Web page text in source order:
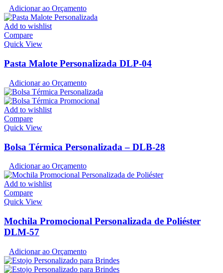
Adicionar ao Orçamento
Add to wishlist
Compare
Quick View
Pasta Malote Personalizada DLP-04
Adicionar ao Orçamento
Add to wishlist
Compare
Quick View
Bolsa Térmica Personalizada – DLB-28
Adicionar ao Orçamento
Add to wishlist
Compare
Quick View
Mochila Promocional Personalizada de Poliéster
DLM-57
Adicionar ao Orçamento